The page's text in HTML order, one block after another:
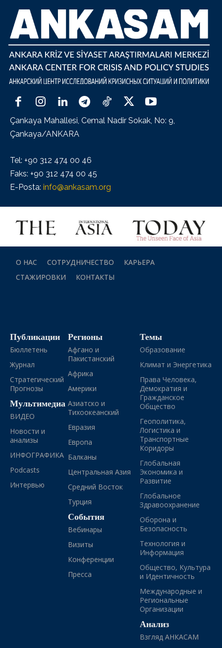
Çankaya Mahallesi, Cemal Nadir Sokak, No: 9,
Çankaya/ANKARA
Tel: +90 312 474 00 46
Faks: +90 312 474 00 45
E-Posta: info@ankasam.org
О НАС СОТРУДНИЧЕСТВО
КАРЬЕРА
СТАЖИРОВКИ
КОНТАКТЫ
Публикации
Бюллетень
Журнал
Стратегический
Прогнозы
Мультимедиа
ВИДЕО
Новости и
анализы
ИНФОГРАФИКА
Podcasts
Интервью
Регионы
Афгано и
Пакистанский
Африка
Америки
Азиатско и
Тихоокеанский
Евразия
Европа
Балканы
Центральная Азия
Средний Восток
Турция
События
Вебинары
Визиты
Конференции
Пресса
Темы
Образование
Климат и Энергетика
Права Человека,
Демократия и
Гражданское
Общество
Геополитика,
Логистика и
Транспортные
Коридоры
Глобальная
Экономика и
Развитие
Глобальное
Здравоохранение
Оборона и
Безопасность
Технология и
Информация
Общество, Культура
и Идентичность
Международные и
Региональные
Организации
Анализ
Взгляд АНКАСАМ